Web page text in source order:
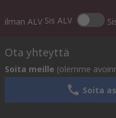
ilman ALV Sis ALV
Ota yhteyttä
Soita meille (olemme
Soita